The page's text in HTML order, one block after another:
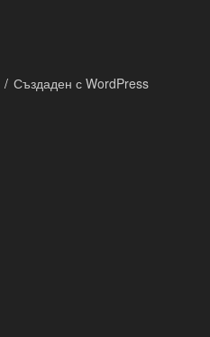
Създаден с WordPress